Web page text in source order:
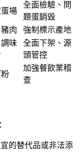
場
全面檢驗、問
題蛋銷毀
肉 強制標示產地
味
全面下架、源
頭管控
加強餐飲業稽
查
的替代品或非法添